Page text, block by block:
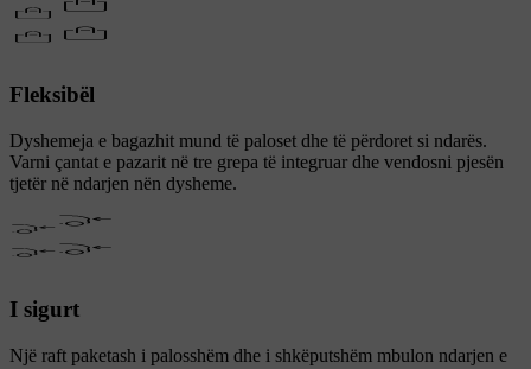
Fleksibël
Dyshemeja e bagazhit mund të paloset dhe të përdoret si ndarës.
Varni çantat e pazarit në tre grepa të integruar dhe vendosni pjesën
tjetër në ndarjen nën dysheme.
I sigurt
Një raft paketash i palosshëm dhe i shkëputshëm mbulon ndarjen e